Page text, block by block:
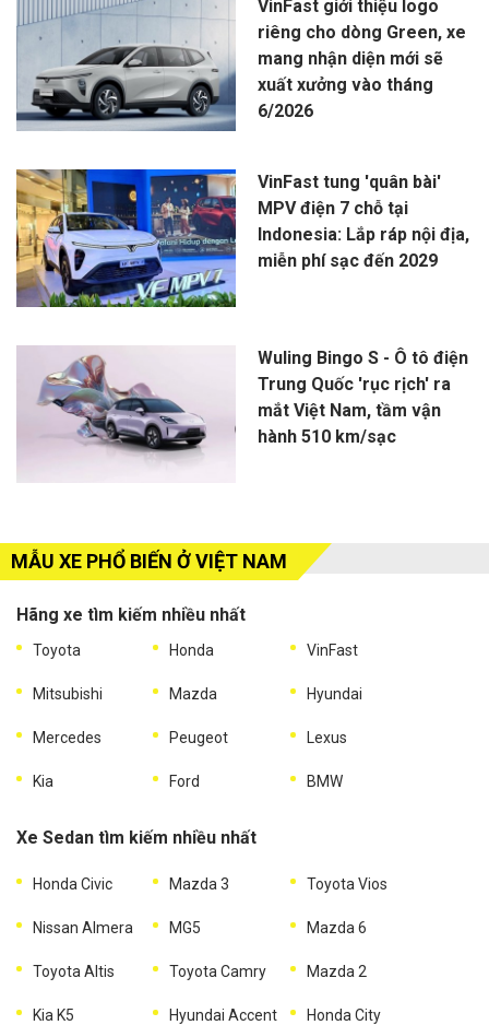
VinFast giới thiệu logo
riêng cho dòng Green, xe
mang nhận diện mới sẽ
xuất xưởng vào tháng
6/2026
VinFast tung 'quân bài'
MPV điện 7 chỗ tại
Indonesia: Lắp ráp nội địa,
miễn phí sạc đến 2029
Wuling Bingo S - Ô tô điện
Trung Quốc 'rục rịch' ra
mắt Việt Nam, tầm vận
hành 510 km/sạc
MẪU XE PHỔ BIẾN Ở VIỆT NAM
Hãng xe tìm kiếm nhiều nhất
Toyota Honda VinFast
Mitsubishi Mazda Hyundai
Mercedes Peugeot Lexus
Kia Ford BMW
Xe Sedan tìm kiếm nhiều nhất
Honda Civic Mazda 3 Toyota Vios
Nissan Almera MG5 Mazda 6
Toyota Altis Toyota Camry Mazda 2
Kia K5 Hyundai Accent Honda City